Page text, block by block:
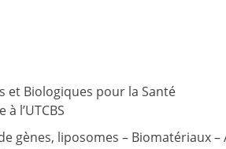
et Biologiques pour la Santé
l’UTCBS
gènes, liposomes – Biomatériaux